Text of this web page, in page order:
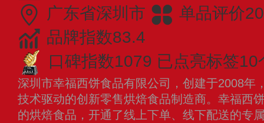
广东省深圳市
单品评价
品牌指数83.4
口碑指数1079 已点亮标签10
深圳市幸福西饼食品有限公司，创建于2008年
技术驱动的创新零售烘焙食品制造商。幸福西
的烘焙食品，开通了线上下单、线下配送的专